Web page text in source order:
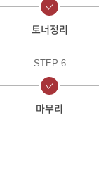
토너정리
STEP 6
마무리